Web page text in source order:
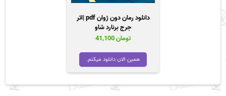
دانلود رمان دون ژوان pdf |اثر
جرج برنارد شاو
تومان
همین الان دانلود میکنم.